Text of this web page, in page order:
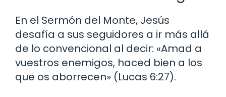
En el Sermón del Monte, Jesús
desafía a sus seguidores a ir más allá
de lo convencional al decir: «Amad a
vuestros enemigos, haced bien a los
que os aborrecen» (Lucas 6:27).